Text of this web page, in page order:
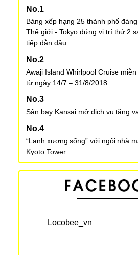
Bảng xếp hạng 25 thành phố
Thế giới - Tokyo đứng vị trí thứ 2
tiếp dẫn đầu
Awaji Island Whirlpool Cruise
từ ngày 14/7 – 31/8/2018
Sân bay Kansai mở dịch vụ tặng
“Lạnh xương sống” với ngôi nhà
Kyoto Tower
Good to know! Restroom Map Vol.
Vua của các loại trái cây: 1 phút
Locobee_vn